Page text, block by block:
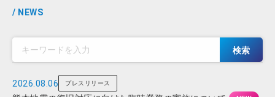
/ NEWS
検索
2026.08.06 プレスリリース